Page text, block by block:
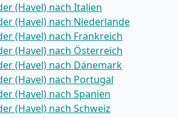
(Havel) nach Italien
(Havel) nach Niederlande
(Havel) nach Frankreich
(Havel) nach Österreich
(Havel) nach Dänemark
(Havel) nach Portugal
(Havel) nach Spanien
(Havel) nach Schweiz